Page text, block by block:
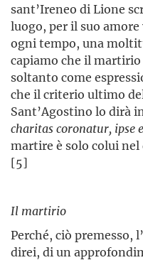
sant’Ireneo di Lione
luogo, per il suo amore
ogni tempo, una
capiamo che il martirio
soltanto come
che il criterio ultimo
Sant’Agostino lo dirà
charitas coronatur, ipse
martire è solo colui
[5]
Il martirio
Perché, ciò premesso,
direi, di un